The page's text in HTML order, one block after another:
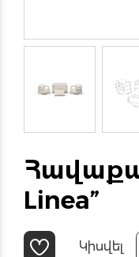
Linea”
Կիսվել